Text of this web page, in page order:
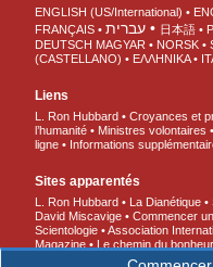
ENGLISH (US/International)
FRANÇAIS
עברית 日本語
DEUTSCH MAGYAR NORSK
(CASTELLANO)
ΕΛΛΗΝΙΚA
Liens
L. Ron Hubbard Croyances et
l’humanité
Ministres volontaires
ligne
Informations
Sites apparentés
L. Ron Hubbard La Dianétique
David Miscavige
Commencer
Scientologie
Association
Magazine
Le chemin du
unis pour les droits de l’Homme